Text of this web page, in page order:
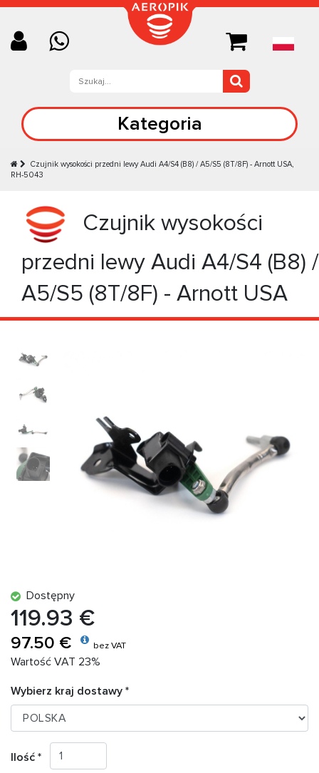
Kategoria
Czujnik wysokości przedni lewy Audi A4/S4 (B8) / A5/S5 (8T/8F) - Arnott USA,
RH-5043
Czujnik wysokości
przedni lewy Audi A4/S4 (B8) /
A5/S5 (8T/8F) - Arnott USA
Dostępny
119.93 €
97.50 € bez VAT
Wartość VAT 23%
Wybierz kraj dostawy *
Ilość *